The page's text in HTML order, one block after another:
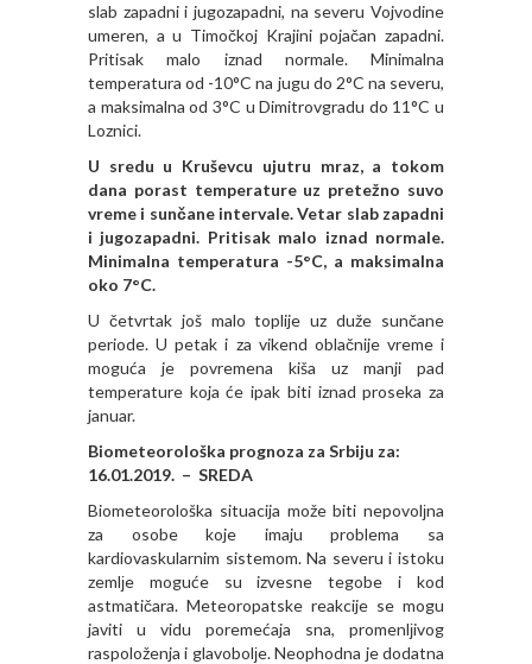
slab zapadni i jugozapadni, na severu Vojvodine
umeren, a u Timočkoj Krajini pojačan zapadni.
Pritisak malo iznad normale. Minimalna
temperatura od -10°C na jugu do 2°C na severu,
a maksimalna od 3°C u Dimitrovgradu do 11°C u
Loznici.
U sredu u Kruševcu ujutru mraz, a tokom
dana porast temperature uz pretežno suvo
vreme i sunčane intervale. Vetar slab zapadni
i jugozapadni. Pritisak malo iznad normale.
Minimalna temperatura -5°C, a maksimalna
oko 7°C.
U četvrtak još malo toplije uz duže sunčane
periode. U petak i za vikend oblačnije vreme i
moguća je povremena kiša uz manji pad
temperature koja će ipak biti iznad proseka za
januar.
Biometeorološka prognoza za Srbiju za:
16.01.2019. – SREDA
Biometeorološka situacija može biti nepovolјna
za osobe koje imaju problema sa
kardiovaskularnim sistemom. Na severu i istoku
zemlјe moguće su izvesne tegobe i kod
astmatičara. Meteoropatske reakcije se mogu
javiti u vidu poremećaja sna, promenlјivog
raspoloženja i glavobolјe. Neophodna je dodatna